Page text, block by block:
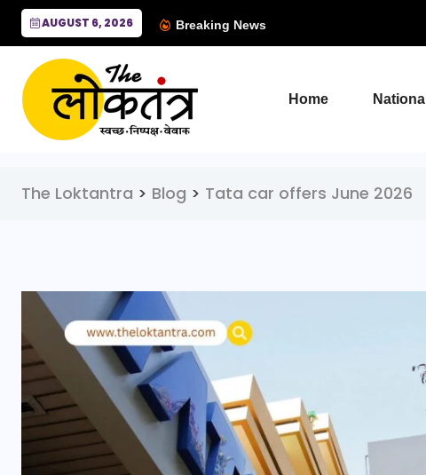
AUGUST 6, 2026 Breaking News
Home National
The Loktantra > Blog > Tata car offers June 2026